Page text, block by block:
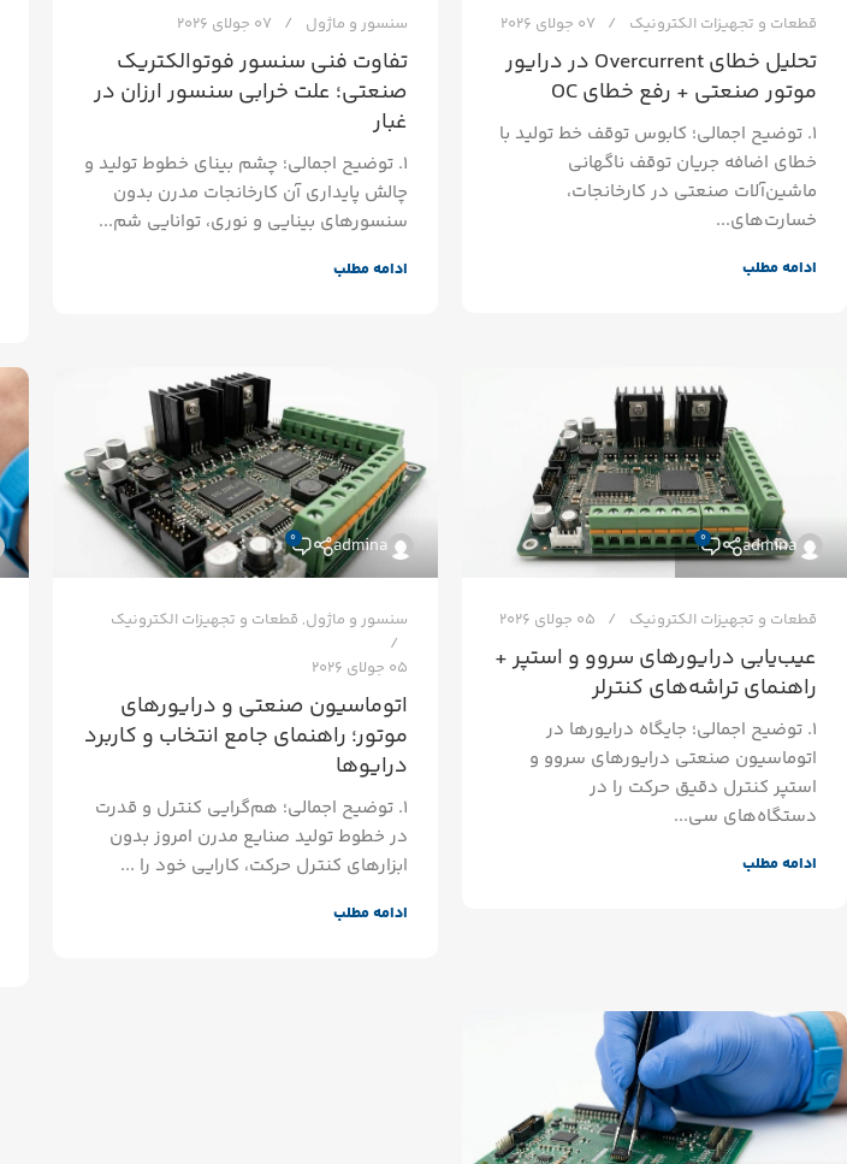
قطعات و تجهیزات الکترونیک 07 جولای 2026
تحلیل خطای Overcurrent در درایور
موتور صنعتی + رفع خطای OC
۱. توضیح اجمالی؛ کابوس توقف خط تولید با
خطای اضافه جریان توقف ناگهانی
ماشین‌آلات صنعتی در کارخانجات،
خسارت‌های...
ادامه مطلب
سنسور و ماژول 07 جولای 2026
تفاوت فنی سنسور فوتوالکتریک
صنعتی؛ علت خرابی سنسور ارزان در
غبار
۱. توضیح اجمالی؛ چشم بینای خطوط تولید و
چالش پایداری آن کارخانجات مدرن بدون
سنسورهای بینایی و نوری، توانایی شم...
ادامه مطلب
admina
0
قطعات و تجهیزات الکترونیک 05 جولای 2026
عیب‌یابی درایورهای سروو و استپر +
راهنمای تراشه‌های کنترلر
۱. توضیح اجمالی؛ جایگاه درایورها در
اتوماسیون صنعتی درایورهای سروو و
استپر کنترل دقیق حرکت را در
دستگاه‌های سی...
ادامه مطلب
admina
0
سنسور و ماژول, قطعات و تجهیزات الکترونیک
05 جولای 2026
اتوماسیون صنعتی و درایورهای
موتور؛ راهنمای جامع انتخاب و کاربرد
درایوها
۱. توضیح اجمالی؛ هم‌گرایی کنترل و قدرت
در خطوط تولید صنایع مدرن امروز بدون
ابزارهای کنترل حرکت، کارایی خود را ...
ادامه مطلب